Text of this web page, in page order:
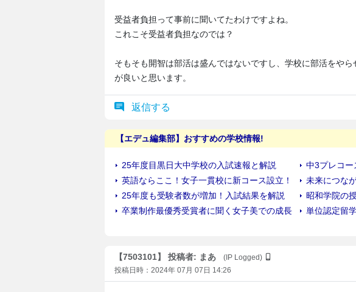
受益者負担って事前に聞いてたわけですよね。
これこそ受益者負担なのでは？
そもそも開智は部活は盛んではないですし、学校に部活をや
が良いと思います。
返信する
【7503101】 投稿者: まあ
(IP Logged)
投稿日時：2024年 07月 07日 14:26